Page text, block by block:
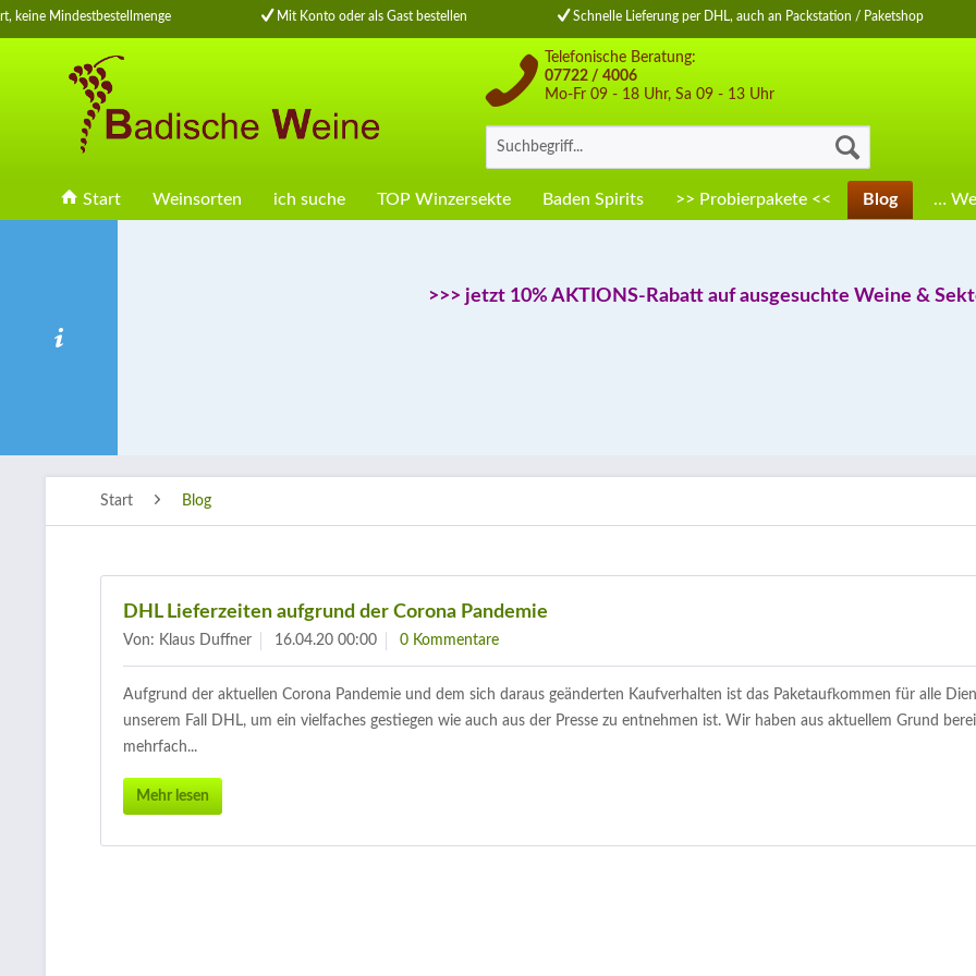
keine Mindestbestellmenge Mit Konto oder als Gast bestellen Schnelle Lieferung per DHL, auch an Packstation / Paketshop
Telefonische Beratung:
07722 / 4006
Mo-Fr 09 - 18 Uhr, Sa 09 - 13 Uhr
Start Weinsorten ich suche TOP Winzersekte Baden Spirits >> Probierpakete << Blog …
>>> jetzt 10% AKTIONS-Rabatt auf ausgesuchte Weine &
Start Blog
DHL Lieferzeiten aufgrund der Corona Pandemie
Von: Klaus Duffner 16.04.20 00:00 0 Kommentare
Aufgrund der aktuellen Corona Pandemie und dem sich daraus geänderten Kaufverhalten ist das Paketaufkommen für alle
unserem Fall DHL, um ein vielfaches gestiegen wie auch aus der Presse zu entnehmen ist. Wir haben aus aktuellem Grund
mehrfach...
Mehr lesen